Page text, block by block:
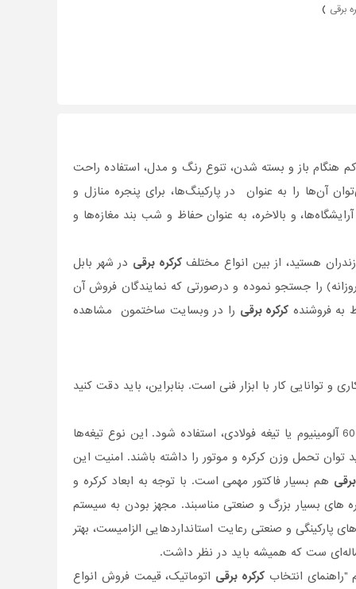
برقی )
هنگام باز و بسته شدن، تنوع رنگ و مدل، استفاده راحت
آن‌ها را به عنوان در ‌پارکینگ‌ها، برای پنجره منازل و
و بالاخره، به عنوان حفاظ و شب بند مغازه‌ها و
هستید، از بین انواع مختلفکرکره برقی در شهر بابل
را جستجو نموده و درصورتی‌ که نمایندگان فروش آن
به فروشنده کرکره برقی را در وبسایت ساختمون مشاهده
کار با ابزار فنی است. بنابراین، باید دقت کنید
مساله دیگر، کیفیت تیغه‌ی آلمینیومی است. توجه کنید که از تیغه مناسب، ترجیحا بیلت 6063 آلومینیوم یا تیغه فولادی، استفاده شود. این نوع تیغه‌ها
تحمل وزن کرکره و موتور را داشته باشند. امنیت این
هم بسیار فاکتور مهمی است. با توجه به ابعاد کرکره و
های بسیار بزرگ و صنعتی مناسبند. مجهز بودن به سیستم
و صنعتی رعایت استانداردهایی الزامیست، بهتر
ست که همیشه باید در نظر داشت.
"راهنمای انتخاب کرکره برقی اتوماتیک، قیمت فروش انواع